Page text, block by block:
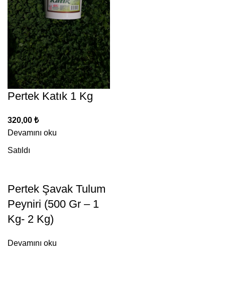
Pertek Katık 1 Kg
320,00 ₺
Devamını oku
Satıldı
Pertek Şavak Tulum
Peyniri (500 Gr – 1
Kg- 2 Kg)
Devamını oku